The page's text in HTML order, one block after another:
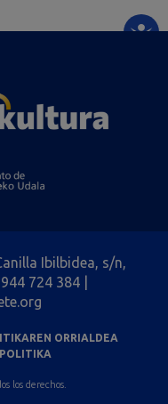
Ibilbidea, s/n,
944 724 384
ORRIALDEA
los derechos.